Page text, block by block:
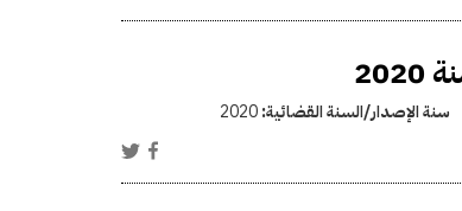
سنة الإصدار/السنة القضائية:2020